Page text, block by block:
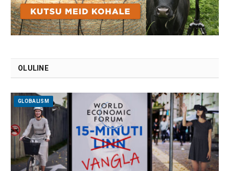
OLULINE
GLOBALISM